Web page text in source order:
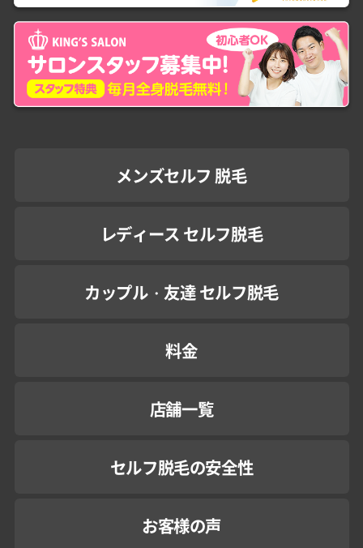
メンズセルフ 脱毛
レディース セルフ脱毛
カップル・友達 セルフ脱毛
料金
店舗一覧
セルフ脱毛の安全性
お客様の声